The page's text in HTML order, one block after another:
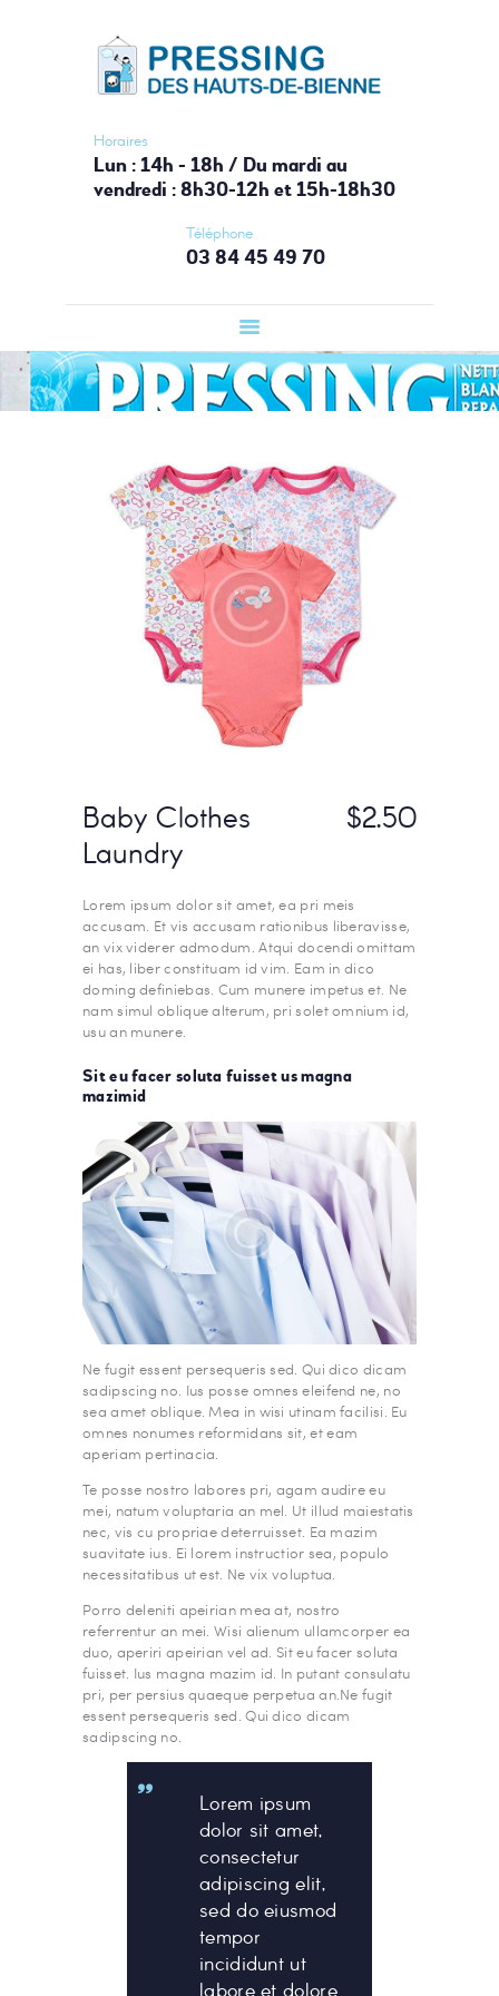
Horaires
Lun : 14h - 18h / Du mardi au
vendredi : 8h30-12h et 15h-18h30
Téléphone
03 84 45 49 70
PRESSING HAUTS-DE-BIENNE
Votre laverie du Haut-Jura
PRESSING
LAVERIE
AUTOMATIQUE
BOUTIQUE
CONTACT
Baby Clothes
Laundry
$2.50
Lorem ipsum dolor sit amet, ea pri meis
accusam. Et vis accusam rationibus liberavisse,
an vix viderer admodum. Atqui docendi omittam
ei has, liber constituam id vim. Eam in dico
doming definiebas. Cum munere impetus et. Ne
nam simul oblique alterum, pri solet omnium id,
usu an munere.
Sit eu facer soluta fuisset us magna
mazimid
Ne fugit essent persequeris sed. Qui dico dicam
sadipscing no. Ius posse omnes eleifend ne, no
sea amet oblique. Mea in wisi utinam facilisi. Eu
omnes nonumes reformidans sit, et eam
aperiam pertinacia.
Te posse nostro labores pri, agam audire eu
mei, natum voluptaria an mel. Ut illud maiestatis
nec, vis cu propriae deterruisset. Ea mazim
suavitate ius. Ei lorem instructior sea, populo
necessitatibus ut est. Ne vix voluptua.
Porro deleniti apeirian mea at, nostro
referrentur an mei. Wisi alienum ullamcorper ea
duo, aperiri apeirian vel ad. Sit eu facer soluta
fuisset. Ius magna mazim id. In putant consulatu
pri, per persius quaeque perpetua an.Ne fugit
essent persequeris sed. Qui dico dicam
sadipscing no.
Lorem ipsum
dolor sit amet,
consectetur
adipiscing elit,
sed do eiusmod
tempor
incididunt ut